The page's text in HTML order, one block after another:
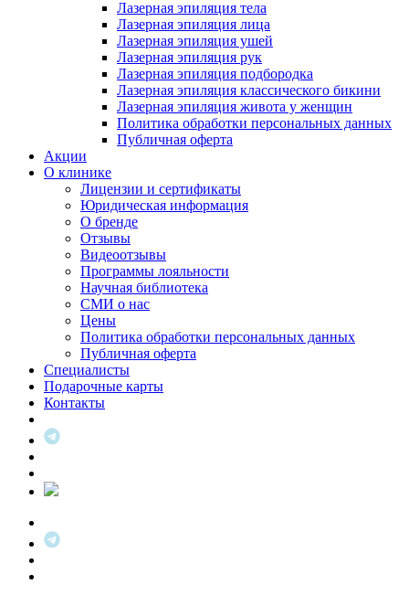
Лазерная эпиляция тела
Лазерная эпиляция лица
Лазерная эпиляция ушей
Лазерная эпиляция рук
Лазерная эпиляция подбородка
Лазерная эпиляция классического бикини
Лазерная эпиляция живота у женщин
Политика обработки персональных данных
Публичная оферта
Акции
О клинике
Лицензии и сертификаты
Юридическая информация
О бренде
Отзывы
Видеоотзывы
Программы лояльности
Научная библиотека
СМИ о нас
Цены
Политика обработки персональных данных
Публичная оферта
Специалисты
Подарочные карты
Контакты